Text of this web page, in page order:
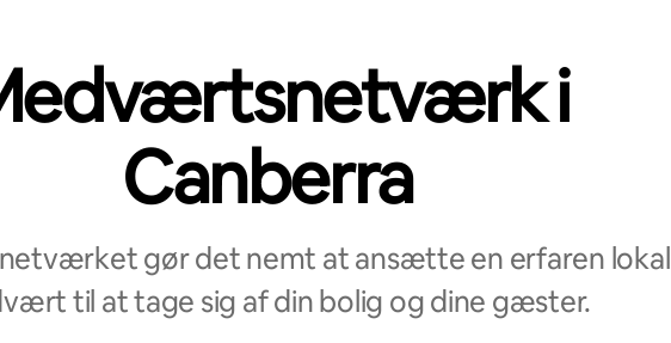
i
Canberra
gør det nemt at ansætte en erfaren lokal
til at tage sig af din bolig og dine gæster.